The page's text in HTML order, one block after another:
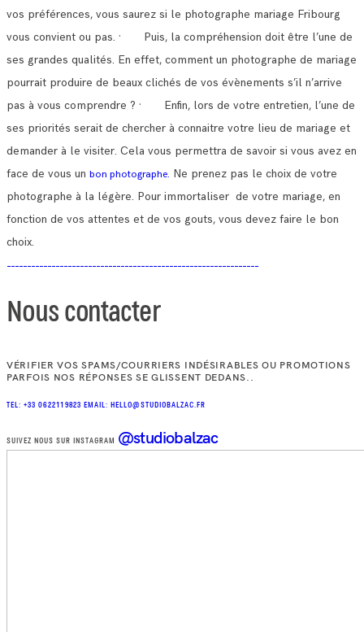
vos préférences, vous saurez si le photographe mariage Fribourg
vous convient ou pas. · Puis, la compréhension doit être l’une de
ses grandes qualités. En effet, comment un photographe de mariage
pourrait produire de beaux clichés de vos évènements s’il n’arrive
pas à vous comprendre ? · Enfin, lors de votre entretien, l’une de
ses priorités serait de chercher à connaitre votre lieu de mariage et
demander à le visiter. Cela vous permettra de savoir si vous avez en
face de vous un bon photographe. Ne prenez pas le choix de votre
photographe à la légère. Pour immortaliser de votre mariage, en
fonction de vos attentes et de vos gouts, vous devez faire le bon
choix.
Nous contacter
VÉRIFIER VOS SPAMS/COURRIERS INDÉSIRABLES OU PROMOTIONS
PARFOIS NOS RÉPONSES SE GLISSENT DEDANS..
TEL: +33 0622119823 EMAIL: HELLO@STUDIOBALZAC.FR
SUIVEZ NOUS SUR INSTAGRAM @studiobalzac